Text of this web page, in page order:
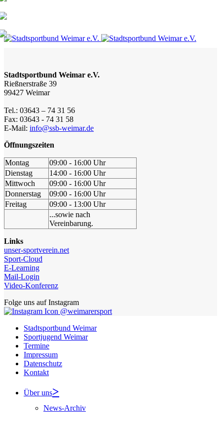
Stadtsportbund Weimar e.V.
Rießnerstraße 39
99427 Weimar
Tel.: 03643 – 74 31 56
Fax: 03643 - 74 31 58
E-Mail: info@ssb-weimar.de
Öffnungszeiten
Montag
09:00 - 16:00 Uhr
Dienstag
14:00 - 16:00 Uhr
Mittwoch
09:00 - 16:00 Uhr
Donnerstag
09:00 - 16:00 Uhr
Freitag
09:00 - 13:00 Uhr
...sowie nach
Vereinbarung.
Links
unser-sportverein.net
Sport-Cloud
E-Learning
Mail-Login
Video-Konferenz
Folge uns auf Instagram
@weimarersport
Stadtsportbund Weimar
Sportjugend Weimar
Termine
Impressum
Datenschutz
Kontakt
Über uns
News-Archiv